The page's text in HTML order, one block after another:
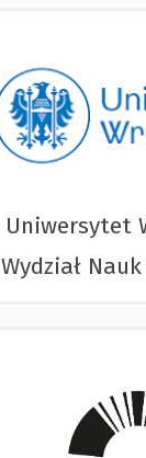
Uniwersytet
Wydział